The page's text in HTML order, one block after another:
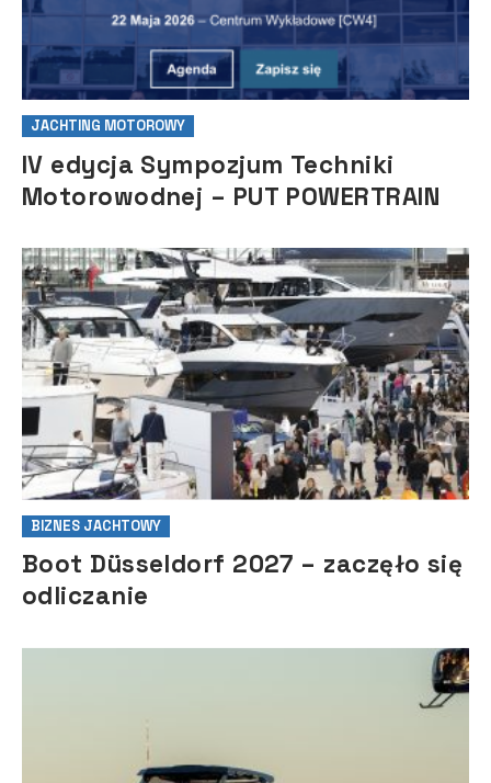
JACHTING MOTOROWY
IV edycja Sympozjum Techniki
Motorowodnej – PUT POWERTRAIN
BIZNES JACHTOWY
Boot Düsseldorf 2027 – zaczęło się
odliczanie